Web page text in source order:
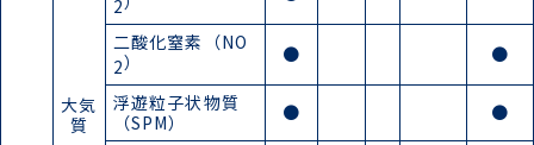
大気
質
2
二酸化窒素（NO
2） ● ●
浮遊粒子状物質
（SPM）
●
●